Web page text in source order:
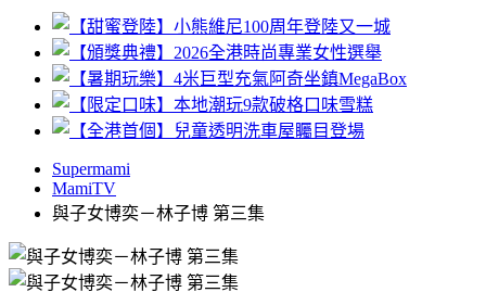
Supermami
MamiTV
與子女博奕－林子博 第三集